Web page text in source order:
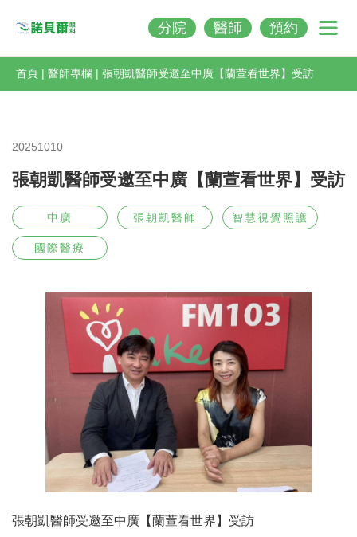
分院 醫師 預約
首頁 | 醫師專欄 | 張朝凱醫師受邀至中廣【蘭萱看世界】受訪
20251010
張朝凱醫師受邀至中廣【蘭萱看世界】受訪
中廣 張朝凱醫師 智慧視覺照護
國際醫療
張朝凱醫師受邀至中廣【蘭萱看世界】受訪